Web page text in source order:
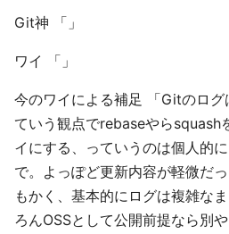
Git神 「」
ワイ 「」
今のワイによる補足 「Gitのログ
ていう観点でrebaseやらsquash
イにする、っていうのは個人的
で。よっぽど更新内容が軽微だ
もかく、基本的にログは複雑な
ろんOSSとして公開前提なら別